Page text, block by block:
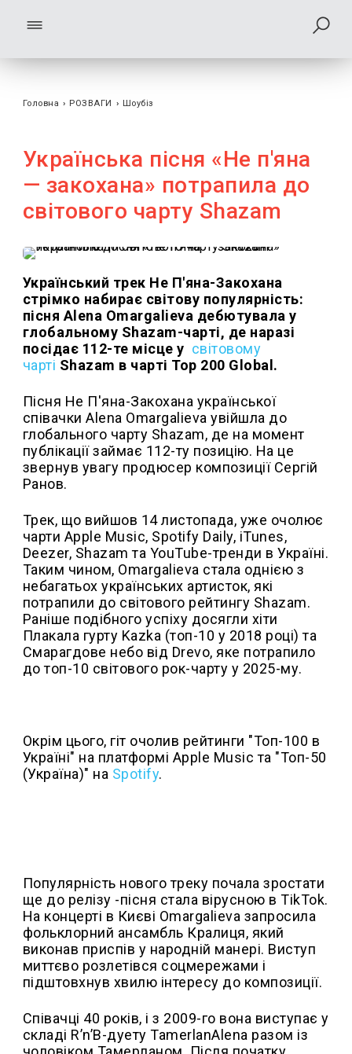
Головна › РОЗВАГИ › Шоубiз
Українська пісня «Не п'яна
— закохана» потрапила до
світового чарту Shazam
Український трек Не П'яна-Закохана
стрімко набирає світову популярність:
пісня Alena Omargalieva дебютувала у
глобальному Shazam-чарті, де наразі
посідає 112-те місце у світовому
чарті Shazam в чарті Top 200 Global.
Пісня Не П'яна-Закохана української
співачки Alena Omargalieva увійшла до
глобального чарту Shazam, де на момент
публікації займає 112-ту позицію. На це
звернув увагу продюсер композиції Сергій
Ранов.
Трек, що вийшов 14 листопада, уже очолює
чарти Apple Music, Spotify Daily, iTunes,
Deezer, Shazam та YouTube-тренди в Україні.
Таким чином, Omargalieva стала однією з
небагатьох українських артисток, які
потрапили до світового рейтингу Shazam.
Раніше подібного успіху досягли хіти
Плакала гурту Kazka (топ-10 у 2018 році) та
Смарагдове небо від Drevo, яке потрапило
до топ-10 світового рок-чарту у 2025-му.
Окрім цього, гіт очолив рейтинги "Топ-100 в
Україні" на платформі Apple Music та "Топ-50
(Україна)" на Spotify.
Популярність нового треку почала зростати
ще до релізу -пісня стала вірусною в TikTok.
На концерті в Києві Omargalieva запросила
фольклорний ансамбль Кралиця, який
виконав приспів у народній манері. Виступ
миттєво розлетівся соцмережами і
підштовхнув хвилю інтересу до композиції.
Співачці 40 років, і з 2009-го вона виступає у
складі R’n’B-дуету TamerlanAlena разом із